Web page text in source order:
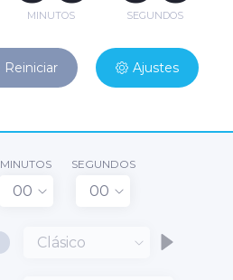
MINUTOS SEGUNDOS
Reiniciar Ajustes
MINUTOS
00
SEGUNDOS
00
Clásico